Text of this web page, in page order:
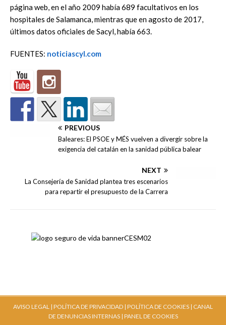
página web, en el año 2009 había 689 facultativos en los
hospitales de Salamanca, mientras que en agosto de 2017,
últimos datos oficiales de Sacyl, había 663.
FUENTES: noticiascyl.com
PREVIOUS
Baleares: El PSOE y MÉS vuelven a divergir sobre la
exigencia del catalán en la sanidad pública balear
NEXT
La Consejería de Sanidad plantea tres escenarios
para repartir el presupuesto de la Carrera
AVISO LEGAL | POLÍTICA DE PRIVACIDAD | POLÍTICA DE COOKIES | CANAL
DE DENUNCIAS INTERNAS| PANEL DE COOKIES